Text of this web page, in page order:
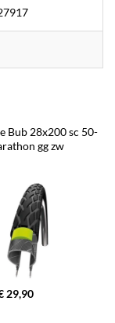
Bub 28x200 sc 50-
gg zw
29,90